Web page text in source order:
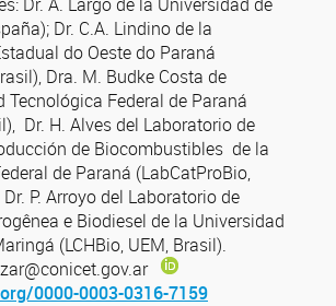
Dr. C.A. Lindino de la
do Oeste do Paraná
Dra. M. Budke Costa de
Tecnológica Federal de Paraná
Dr. H. Alves del Laboratorio de
de Biocombustibles de la
de Paraná (LabCatProBio,
P. Arroyo del Laboratorio de
e Biodiesel de la Universidad
(LCHBio, UEM, Brasil).
0000-0003-0316-7159